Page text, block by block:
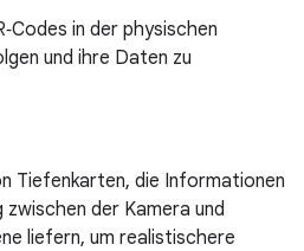
in der physischen
und ihre Daten zu
Tiefenkarten, die Informationen
zwischen der Kamera und
liefern, um realistischere